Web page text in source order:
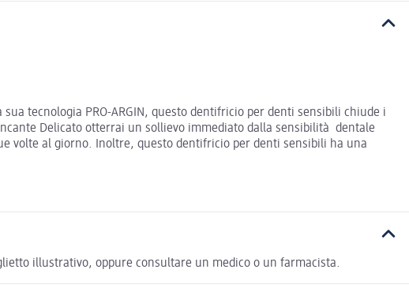
tecnologia PRO-ARGIN, questo dentifricio per denti sensibili chiude i
Delicato otterrai un sollievo immediato dalla sensibilità dentale
volte al giorno. Inoltre, questo dentifricio per denti sensibili ha una
illustrativo, oppure consultare un medico o un farmacista.